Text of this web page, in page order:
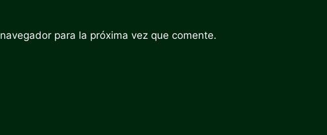
para la próxima vez que comente.